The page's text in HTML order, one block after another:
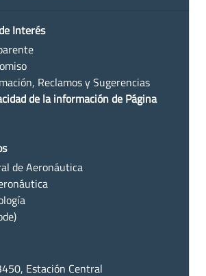
Interés
Reclamos y Sugerencias
de la información de Página
de Aeronáutica
Estación Central